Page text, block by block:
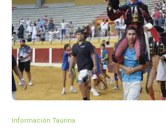
Información Taurina